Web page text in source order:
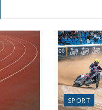
SPORT